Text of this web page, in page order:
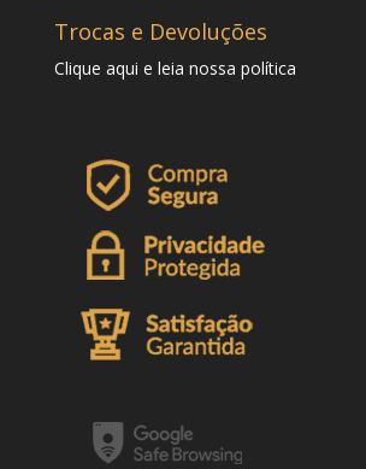
Trocas e Devoluções
Clique aqui e leia nossa política